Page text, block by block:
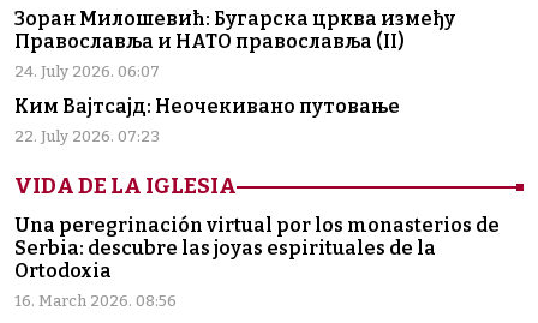
Зоран Милошевић: Бугарска црква између
Православља и НАТО православља (II)
24. July 2026. 06:07
Ким Вајтсајд: Неочекивано путовање
22. July 2026. 07:23
VIDA DE LA IGLESIA
Una peregrinación virtual por los monasterios de
Serbia: descubre las joyas espirituales de la
Ortodoxia
16. March 2026. 08:56